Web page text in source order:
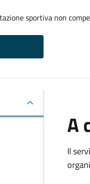
sportiva non
A
Il